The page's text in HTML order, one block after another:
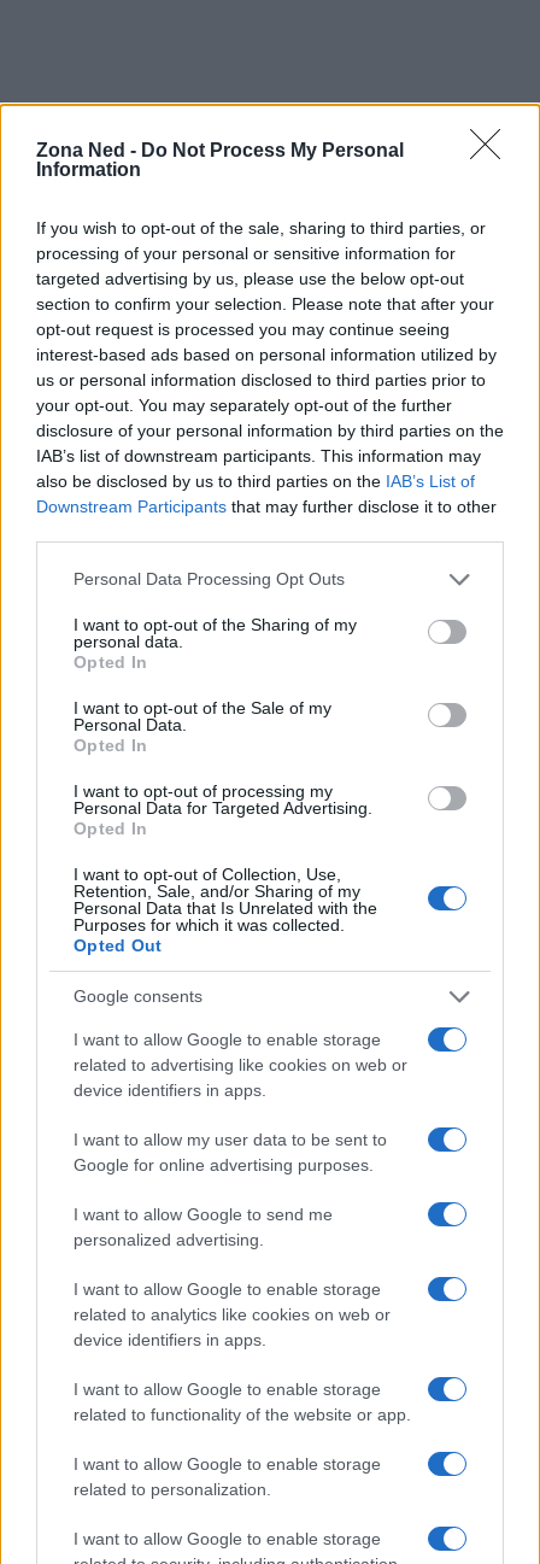
Zona Ned - Do Not Process My Personal
Information
If you wish to opt-out of the sale, sharing to third parties, or
processing of your personal or sensitive information for
targeted advertising by us, please use the below opt-out
section to confirm your selection. Please note that after your
opt-out request is processed you may continue seeing
interest-based ads based on personal information utilized by
us or personal information disclosed to third parties prior to
your opt-out. You may separately opt-out of the further
disclosure of your personal information by third parties on the
IAB’s list of downstream participants. This information may
also be disclosed by us to third parties on the IAB’s List of
Downstream Participants that may further disclose it to other
Please note that this website/app uses one or more Google
not limited to your visit or usage behaviour. You may click to
grant or deny consent to Google and its third-party tags to
use your data for below specified purposes in below Google
consent section.
Personal Data Processing Opt Outs
I want to opt-out of the Sharing of my
personal data.
Opted In
I want to opt-out of the Sale of my
Personal Data.
Opted In
I want to opt-out of processing my
Personal Data for Targeted Advertising.
Opted In
I want to opt-out of Collection, Use,
Retention, Sale, and/or Sharing of my
Personal Data that Is Unrelated with the
Purposes for which it was collected.
Opted Out
Google consents
I want to allow Google to enable storage
related to advertising like cookies on web or
device identifiers in apps.
I want to allow my user data to be sent to
Google for online advertising purposes.
I want to allow Google to send me
personalized advertising.
I want to allow Google to enable storage
related to analytics like cookies on web or
device identifiers in apps.
I want to allow Google to enable storage
related to functionality of the website or app.
I want to allow Google to enable storage
related to personalization.
I want to allow Google to enable storage
In conclusione, Jurassic Park Rebirthnon è solo
un film di avventura, ma un esempio di come
emozione, azione e una riflessione sulla nostra
interazione con il mondo naturale, il film riesce a
intrattenere e stimolare la mente. Con la giusta
strategia e un occhio attento ai dati, è possibile
replicare questo successo anche nel marketing
digitale. E tu, sei pronto a dare una nuova vita alle
tue campagne?
Staff
Continua a leggere